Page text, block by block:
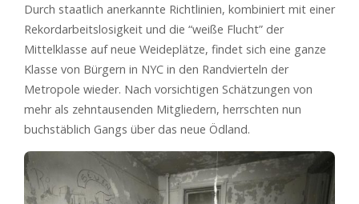
Durch staatlich anerkannte Richtlinien, kombiniert mit einer
Rekordarbeitslosigkeit und die “weiße Flucht” der
Mittelklasse auf neue Weideplätze, findet sich eine ganze
Klasse von Bürgern in NYC in den Randvierteln der
Metropole wieder. Nach vorsichtigen Schätzungen von
mehr als zehntausenden Mitgliedern, herrschten nun
buchstäblich Gangs über das neue Ödland.